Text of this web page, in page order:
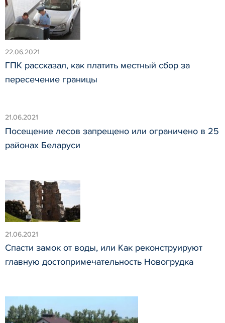
22.06.2021
ГПК рассказал, как платить местный сбор за
пересечение границы
21.06.2021
Посещение лесов запрещено или ограничено в 25
районах Беларуси
21.06.2021
Спасти замок от воды, или Как реконструируют
главную достопримечательность Новогрудка